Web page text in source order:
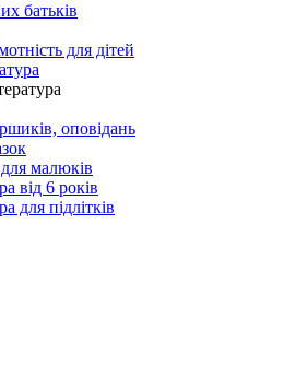
батьків
для дітей
оповідань
малюків
від 6 років
для підлітків